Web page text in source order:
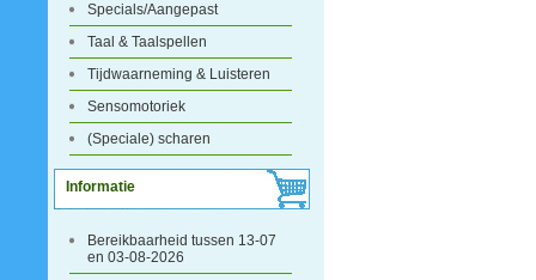
Specials/Aangepast
Taal & Taalspellen
Tijdwaarneming & Luisteren
Sensomotoriek
(Speciale) scharen
Informatie
Bereikbaarheid tussen 13-07
en 03-08-2026